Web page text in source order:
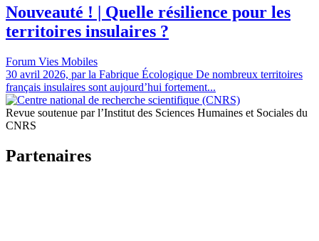
Nouveauté ! | Quelle résilience pour les
territoires insulaires ?
Forum Vies Mobiles
30 avril 2026, par la Fabrique Écologique De nombreux territoires
français insulaires sont aujourd’hui fortement...
Revue soutenue par l’Institut des Sciences Humaines et Sociales du
CNRS
Partenaires